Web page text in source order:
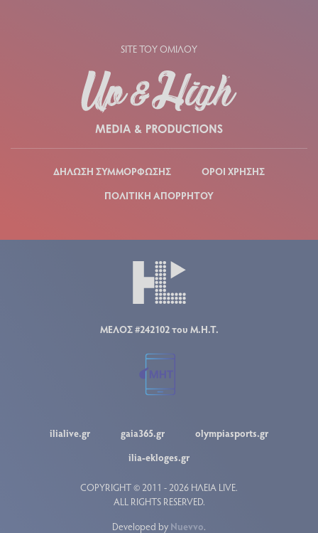
SITE ΤΟΥ ΟΜΙΛΟΥ
ΔΗΛΩΣΗ ΣΥΜΜΟΡΦΩΣΗΣ
ΟΡΟΙ ΧΡΗΣΗΣ
ΠΟΛΙΤΙΚΗ ΑΠΟΡΡΗΤΟΥ
ΜΕΛΟΣ #242102 του Μ.Η.Τ.
ilialive.gr gaia365.gr
olympiasports.gr
ilia-ekloges.gr
COPYRIGHT © 2011 - 2026 ΗΛΕΙΑ LIVE.
ALL RIGHTS RESERVED.
Developed by Nuevvo.